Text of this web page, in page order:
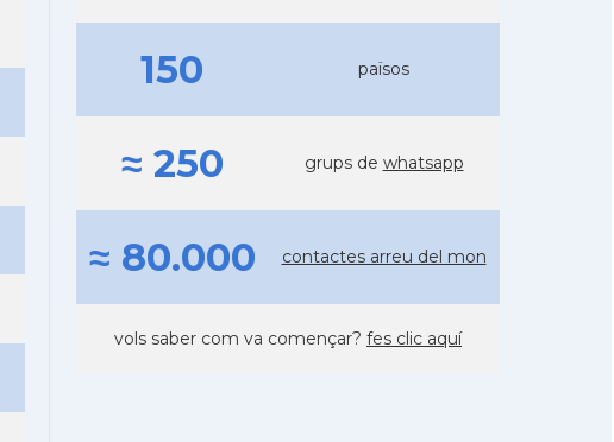
150 països
≈ 250 grups de whatsapp
≈ 80.000 contactes arreu del mon
vols saber com va començar? fes clic aquí